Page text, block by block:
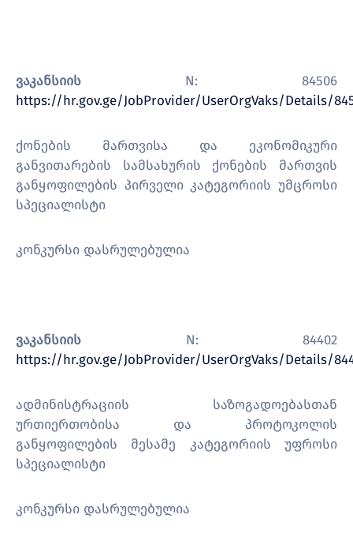
ვაკანსიის N: 84506
https://hr.gov.ge/JobProvider/UserOrgVaks/Details/
ქონების მართვისა და ეკონომიკური
განვითარების სამსახურის ქონების მართვის
განყოფილების პირველი კატეგორიის უმცროსი
სპეციალისტი
კონკურსი დასრულებულია
ვაკანსიის N: 84402
https://hr.gov.ge/JobProvider/UserOrgVaks/Details/
ადმინისტრაციის საზოგადოებასთან
ურთიერთობისა და პროტოკოლის
განყოფილების მესამე კატეგორიის უფროსი
სპეციალისტი
კონკურსი დასრულებულია